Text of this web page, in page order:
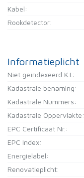
Kabel:
Rookdetector:
Informatieplicht
Niet geïndexeerd K.I.:
Kadastrale benaming:
Kadastrale Nummers:
Kadastrale Oppervlakte:
EPC Certificaat Nr.:
EPC Index:
Energielabel:
Renovatieplicht: